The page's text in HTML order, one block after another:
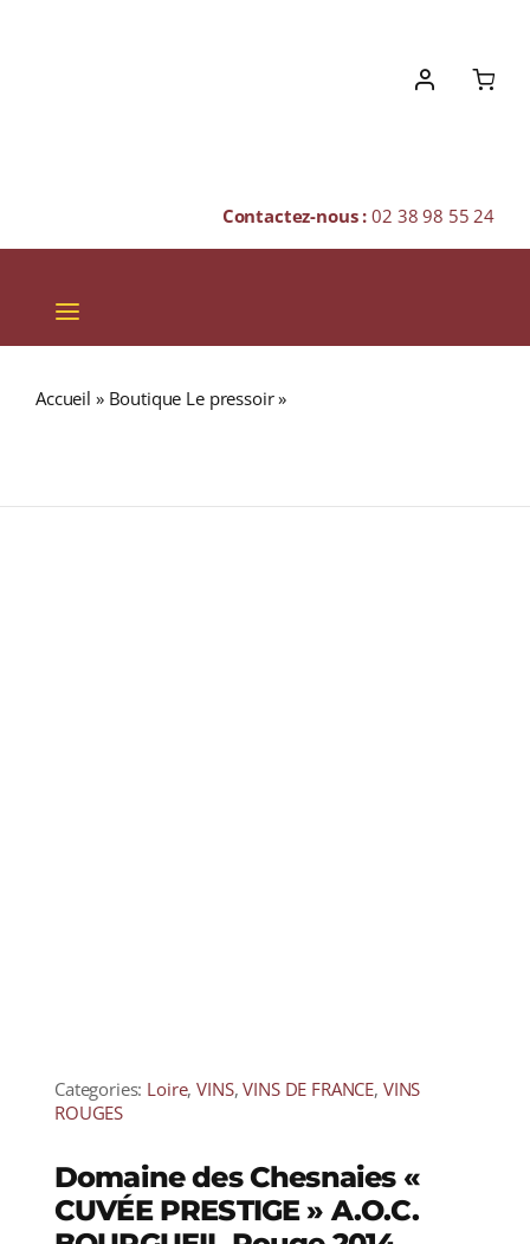
Contactez-nous :02 38 98 55 24
Toggle
Navigation
Accueil » Boutique Le pressoir»
Categories: Loire,VINS,VINS DE FRANCE, VINS
ROUGES
Domaine des Chesnaies «
CUVÉE PRESTIGE » A.O.C.